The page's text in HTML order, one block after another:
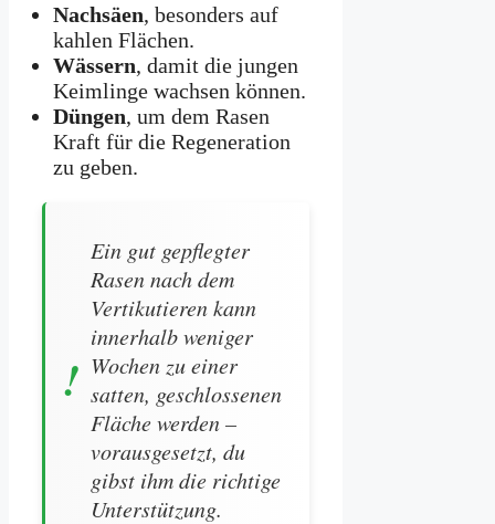
Nachsäen, besonders auf
kahlen Flächen.
Wässern, damit die jungen
Keimlinge wachsen können.
Düngen, um dem Rasen
Kraft für die Regeneration
zu geben.
Ein gut gepflegter
Rasen nach dem
Vertikutieren kann
innerhalb weniger
Wochen zu einer
satten, geschlossenen
Fläche werden –
vorausgesetzt, du
gibst ihm die richtige
Unterstützung.